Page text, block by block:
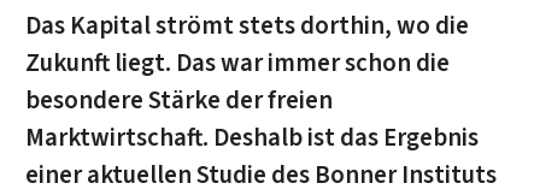
Das Kapital strömt stets dorthin, wo die
Zukunft liegt. Das war immer schon die
besondere Stärke der freien
Marktwirtschaft. Deshalb ist das Ergebnis
einer aktuellen Studie des Bonner Instituts